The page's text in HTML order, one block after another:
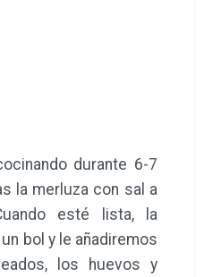
durante 6-7
la merluza con sal a
esté lista, la
bol y le añadiremos
los huevos y